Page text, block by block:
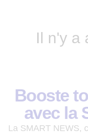
Il n'y a
Booste
avec la
La SMART NEWS,